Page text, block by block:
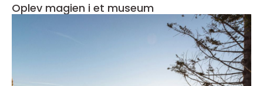
Oplev magien i et museum